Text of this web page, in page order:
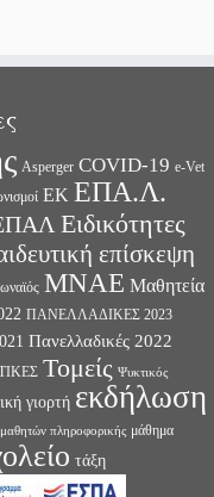
Asperger COVID-19 e-Vet
ΕΚ ΕΠΑ.Λ.
Ειδικότητες
επίσκεψη
ΜΝΑΕ Μαθητεία
ΠΑΝΕΛΛΑΔΙΚΕΣ 2023
Πανελλαδικές 2022
Τομείς Ψυκτικός
γιορτή εκδήλωση
μαθητών πληροφορικής μάθημα
τάξη